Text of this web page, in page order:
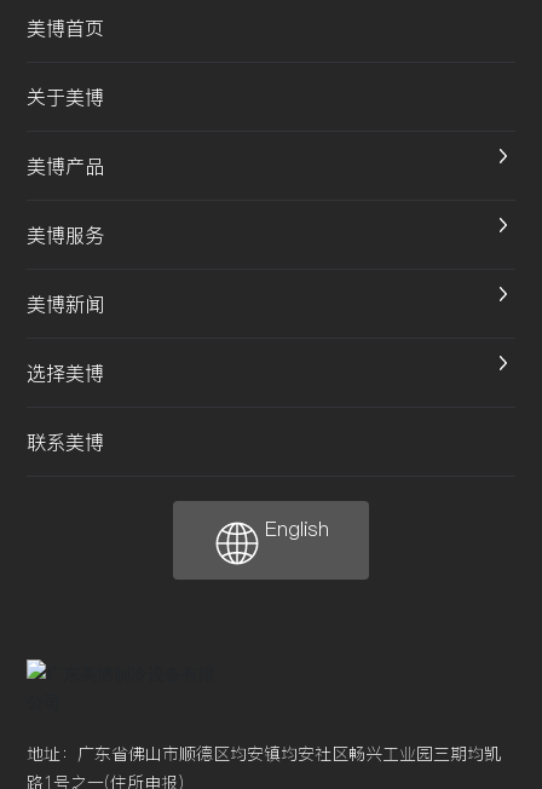
美博首页
关于美博
美博产品
美博服务
美博新闻
选择美博
联系美博
English
地址：广东省佛山市顺德区均安镇均安社区畅兴工业园三期均凯
路1号之一(住所申报)